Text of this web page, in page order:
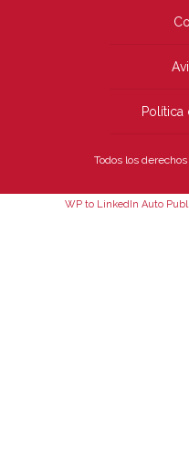
Política
Todos los
WP to LinkedIn Auto